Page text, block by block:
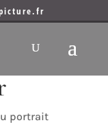
portrait